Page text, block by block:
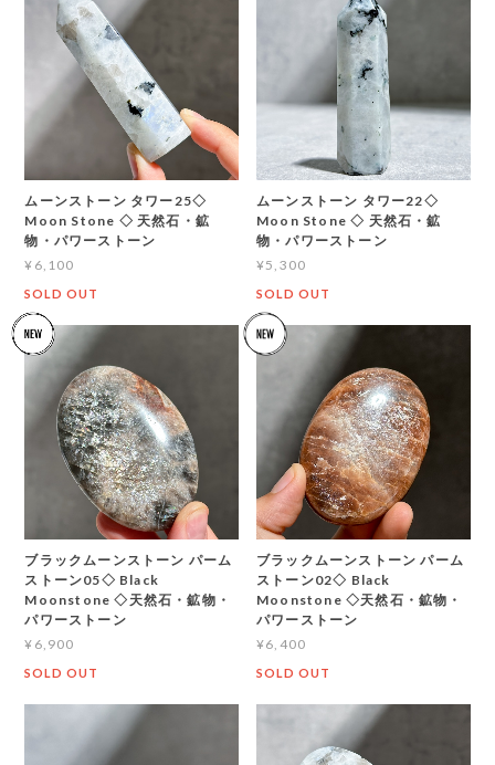
ムーンストーン タワー25◇
Moon Stone ◇ 天然石・鉱
物・パワーストーン
¥6,100
SOLD OUT
ムーンストーン タワー22◇
Moon Stone ◇ 天然石・鉱
物・パワーストーン
¥5,300
SOLD OUT
ブラックムーンストーン パーム
ストーン05◇ Black
Moonstone ◇天然石・鉱物・
パワーストーン
¥6,900
SOLD OUT
ブラックムーンストーン パーム
ストーン02◇ Black
Moonstone ◇天然石・鉱物・
パワーストーン
¥6,400
SOLD OUT